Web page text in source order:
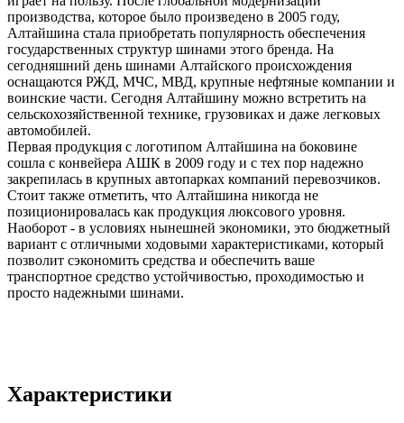
производства, которое было произведено в 2005 году,
Алтайшина стала приобретать популярность обеспечения
государственных структур шинами этого бренда. На
сегодняшний день шинами Алтайского происхождения
оснащаются РЖД, МЧС, МВД, крупные нефтяные компании и
воинские части. Сегодня Алтайшину можно встретить на
сельскохозяйственной технике, грузовиках и даже легковых
автомобилей.
Первая продукция с логотипом Алтайшина на боковине
сошла с конвейера АШК в 2009 году и с тех пор надежно
закрепилась в крупных автопарках компаний перевозчиков.
Стоит также отметить, что Алтайшина никогда не
позиционировалась как продукция люксового уровня.
Наоборот - в условиях нынешней экономики, это бюджетный
вариант с отличными ходовыми характеристиками, который
позволит сэкономить средства и обеспечить ваше
транспортное средство устойчивостью, проходимостью и
просто надежными шинами.
Характеристики